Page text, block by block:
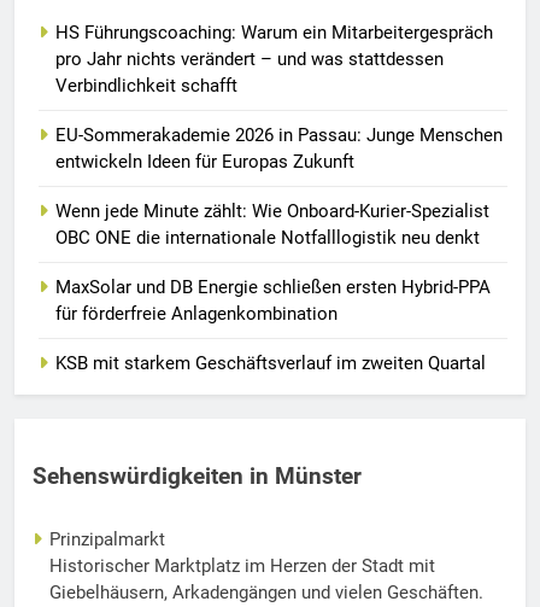
HS Führungscoaching: Warum ein Mitarbeitergespräch
pro Jahr nichts verändert – und was stattdessen
Verbindlichkeit schafft
EU-Sommerakademie 2026 in Passau: Junge Menschen
entwickeln Ideen für Europas Zukunft
Wenn jede Minute zählt: Wie Onboard-Kurier-Spezialist
OBC ONE die internationale Notfalllogistik neu denkt
MaxSolar und DB Energie schließen ersten Hybrid-PPA
für förderfreie Anlagenkombination
KSB mit starkem Geschäftsverlauf im zweiten Quartal
Sehenswürdigkeiten in Münster
Prinzipalmarkt
Historischer Marktplatz im Herzen der Stadt mit
Giebelhäusern, Arkadengängen und vielen Geschäften.